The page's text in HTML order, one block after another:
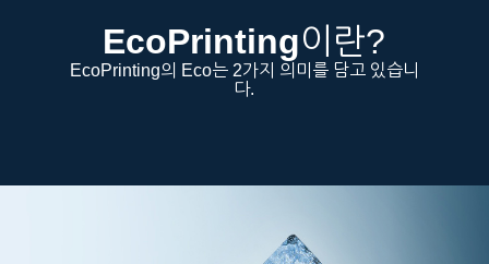
EcoPrinting이란?
EcoPrinting의 Eco는 2가지 의미를 담고 있습니
다.